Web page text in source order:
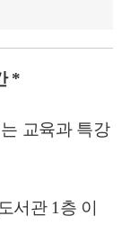
*
교육과 특강
서관 1 층 이